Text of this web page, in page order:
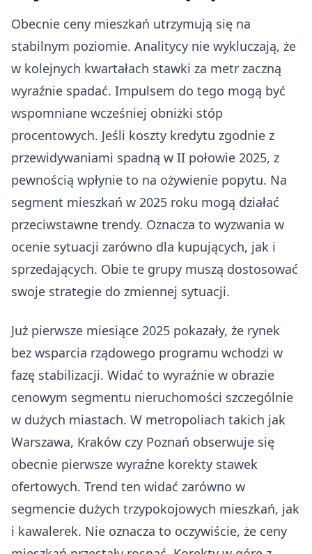
Obecnie ceny mieszkań utrzymują się na
stabilnym poziomie. Analitycy nie wykluczają, że
w kolejnych kwartałach stawki za metr zaczną
wyraźnie spadać. Impulsem do tego mogą być
wspomniane wcześniej obniżki stóp
procentowych. Jeśli koszty kredytu zgodnie z
przewidywaniami spadną w II połowie 2025, z
pewnością wpłynie to na ożywienie popytu. Na
segment mieszkań w 2025 roku mogą działać
przeciwstawne trendy. Oznacza to wyzwania w
ocenie sytuacji zarówno dla kupujących, jak i
sprzedających. Obie te grupy muszą dostosować
swoje strategie do zmiennej sytuacji.
Już pierwsze miesiące 2025 pokazały, że rynek
bez wsparcia rządowego programu wchodzi w
fazę stabilizacji. Widać to wyraźnie w obrazie
cenowym segmentu nieruchomości szczególnie
w dużych miastach. W metropoliach takich jak
Warszawa, Kraków czy Poznań obserwuje się
obecnie pierwsze wyraźne korekty stawek
ofertowych. Trend ten widać zarówno w
segmencie dużych trzypokojowych mieszkań, jak
i kawalerek. Nie oznacza to oczywiście, że ceny